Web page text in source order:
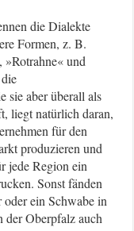
die Dialekte
Formen, z. B.
»Rotrahne« und
sie aber überall als
liegt natürlich daran,
für den
produzieren und
jede Region ein
Sonst fänden
ein Schwabe in
der Oberpfalz auch